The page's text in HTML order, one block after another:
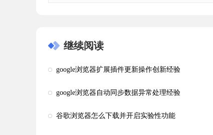
继续阅读
google浏览器扩展插件更新操作创新经验
google浏览器自动同步数据异常处理经验
谷歌浏览器怎么下载并开启实验性功能